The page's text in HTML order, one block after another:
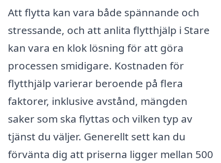
Att flytta kan vara både spännande och
stressande, och att anlita flytthjälp i Stare
kan vara en klok lösning för att göra
processen smidigare. Kostnaden för
flytthjälp varierar beroende på flera
faktorer, inklusive avstånd, mängden
saker som ska flyttas och vilken typ av
tjänst du väljer. Generellt sett kan du
förvänta dig att priserna ligger mellan 500